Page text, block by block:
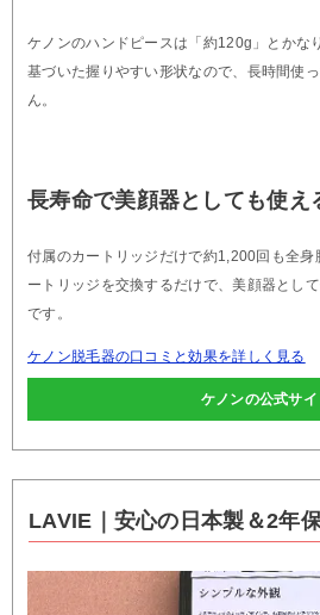
ケノンのハンドピースは「約120g」とかな
基づいた握りやすい形状なので、長時間使
ん。
長寿命で美顔器としても使え
付属のカートリッジだけで約1,200回も全身
ートリッジを交換するだけで、美顔器とし
です。
ケノン脱毛器の口コミと効果を詳しく見る
ケノンの公式サイ
LAVIE｜安心の日本製＆2年